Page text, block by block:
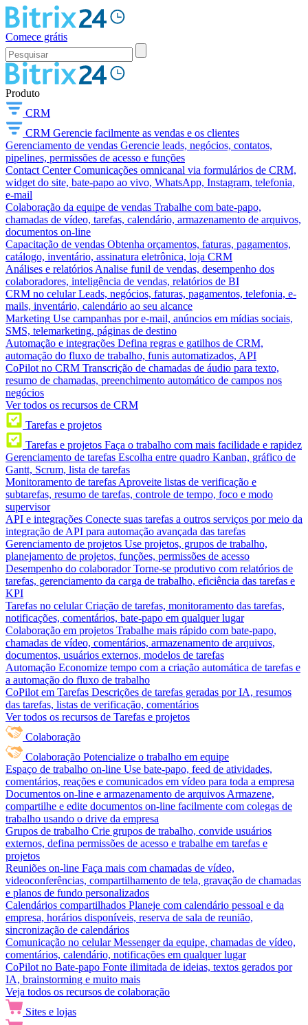
Comece grátis
Produto
CRM
CRM Gerencie facilmente as vendas e os clientes
Gerenciamento de vendas Gerencie leads, negócios, contatos,
pipelines, permissões de acesso e funções
Contact Center Comunicações omnicanal via formulários de CRM,
widget do site, bate-papo ao vivo, WhatsApp, Instagram, telefonia,
e-mail
Colaboração da equipe de vendas Trabalhe com bate-papo,
chamadas de vídeo, tarefas, calendário, armazenamento de arquivos,
documentos on-line
Capacitação de vendas Obtenha orçamentos, faturas, pagamentos,
catálogo, inventário, assinatura eletrônica, loja CRM
Análises e relatórios Analise funil de vendas, desempenho dos
colaboradores, inteligência de vendas, relatórios de BI
CRM no celular Leads, negócios, faturas, pagamentos, telefonia, e-
mails, inventário, calendário ao seu alcance
Marketing Use campanhas por e-mail, anúncios em mídias sociais,
SMS, telemarketing, páginas de destino
Automação e integrações Defina regras e gatilhos de CRM,
automação do fluxo de trabalho, funis automatizados, API
CoPilot no CRM Transcrição de chamadas de áudio para texto,
resumo de chamadas, preenchimento automático de campos nos
negócios
Ver todos os recursos de CRM
Tarefas e projetos
Tarefas e projetos Faça o trabalho com mais facilidade e rapidez
Gerenciamento de tarefas Escolha entre quadro Kanban, gráfico de
Gantt, Scrum, lista de tarefas
Monitoramento de tarefas Aproveite listas de verificação e
subtarefas, resumo de tarefas, controle de tempo, foco e modo
supervisor
API e integrações Conecte suas tarefas a outros serviços por meio da
integração de API para automação avançada das tarefas
Gerenciamento de projetos Use projetos, grupos de trabalho,
planejamento de projetos, funções, permissões de acesso
Desempenho do colaborador Torne-se produtivo com relatórios de
tarefas, gerenciamento da carga de trabalho, eficiência das tarefas e
KPI
Tarefas no celular Criação de tarefas, monitoramento das tarefas,
notificações, comentários, bate-papo em qualquer lugar
Colaboração em projetos Trabalhe mais rápido com bate-papo,
chamadas de vídeo, comentários, armazenamento de arquivos,
documentos, usuários externos, modelos de tarefas
Automação Economize tempo com a criação automática de tarefas e
a automação do fluxo de trabalho
CoPilot em Tarefas Descrições de tarefas geradas por IA, resumos
das tarefas, listas de verificação, comentários
Ver todos os recursos de Tarefas e projetos
Colaboração
Colaboração Potencialize o trabalho em equipe
Espaço de trabalho on-line Use bate-papo, feed de atividades,
comentários, reações e comunicados em vídeo para toda a empresa
Documentos on-line e armazenamento de arquivos Armazene,
compartilhe e edite documentos on-line facilmente com colegas de
trabalho usando o drive da empresa
Grupos de trabalho Crie grupos de trabalho, convide usuários
externos, defina permissões de acesso e trabalhe em tarefas e
projetos
Reuniões on-line Faça mais com chamadas de vídeo,
videoconferências, compartilhamento de tela, gravação de chamadas
e planos de fundo personalizados
Calendários compartilhados Planeje com calendário pessoal e da
empresa, horários disponíveis, reserva de sala de reunião,
sincronização de calendários
Comunicação no celular Messenger da equipe, chamadas de vídeo,
comentários, calendário, notificações em qualquer lugar
CoPilot no Bate-papo Fonte ilimitada de ideias, textos gerados por
IA, brainstorming e muito mais
Veja todos os recursos de colaboração
Sites e lojas